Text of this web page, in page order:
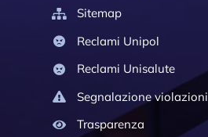
Sitemap
Reclami Unipol
Reclami Unisalute
Segnalazione violazioni
Trasparenza